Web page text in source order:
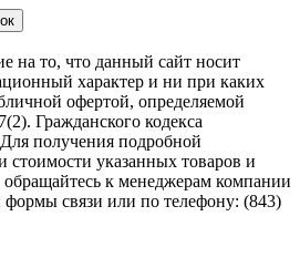
на то, что данный сайт носит
характер и ни при каких
офертой, определяемой
Гражданского кодекса
получения подробной
указанных товаров и
к менеджерам компании
связи или по телефону: (843)